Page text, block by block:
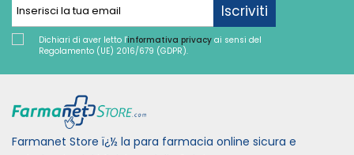
Iscriviti
Dichiari di aver letto l'informativa privacy ai sensi del
Regolamento (UE) 2016/679 (GDPR).
Farmanet Store ï¿½ la para farmacia online sicura e